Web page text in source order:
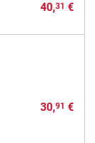
40,31 €
30,91 €